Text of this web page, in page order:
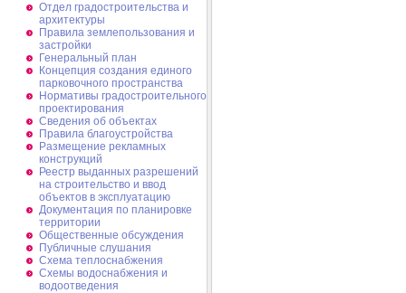
Отдел градостроительства и
архитектуры
Правила землепользования и
застройки
Генеральный план
Концепция создания единого
парковочного пространства
Нормативы градостроительного
проектирования
Сведения об объектах
Правила благоустройства
Размещение рекламных
конструкций
Реестр выданных разрешений
на строительство и ввод
объектов в эксплуатацию
Документация по планировке
территории
Общественные обсуждения
Публичные слушания
Схема теплоснабжения
Схемы водоснабжения и
водоотведения